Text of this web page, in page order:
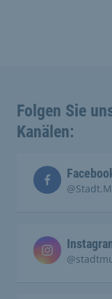
Folgen Sie
Kanälen: